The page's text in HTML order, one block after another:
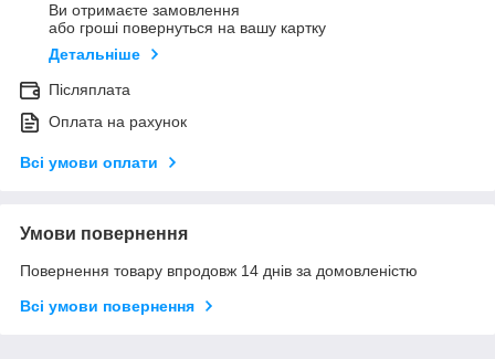
Ви отримаєте замовлення
або гроші повернуться на вашу картку
Детальніше
Післяплата
Оплата на рахунок
Всі умови оплати
Умови повернення
Повернення товару впродовж 14 днів за домовленістю
Всі умови повернення